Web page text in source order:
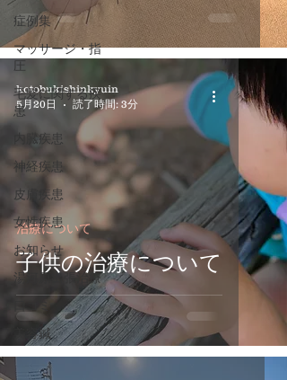
症例集
マッサージ・指
圧
毛髪に関する疾
患
内臓疾患
神経疾患
皮膚疾患
女性疾患
お知らせ
湯河原出張治療
口コミ
美容鍼
子供の治療について
治療について
kotobukishinkyuin
5月20日
読了時間: 3分